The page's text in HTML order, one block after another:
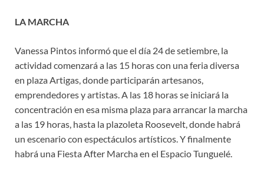
LA MARCHA
Vanessa Pintos informó que el día 24 de setiembre, la
actividad comenzará a las 15 horas con una feria diversa
en plaza Artigas, donde participarán artesanos,
emprendedores y artistas. A las 18 horas se iniciará la
concentración en esa misma plaza para arrancar la marcha
a las 19 horas, hasta la plazoleta Roosevelt, donde habrá
un escenario con espectáculos artísticos. Y finalmente
habrá una Fiesta After Marcha en el Espacio Tunguelé.